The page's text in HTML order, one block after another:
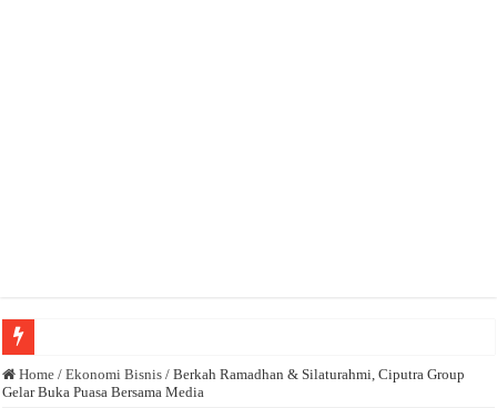
Anda butuh promosi usaha? Kontak ke Email redaksi@bisnisnasional.com
Home / Ekonomi Bisnis / Berkah Ramadhan & Silaturahmi, Ciputra Group
Gelar Buka Puasa Bersama Media